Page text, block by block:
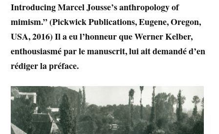
Introducing Marcel Jousse’s anthropology of
mimism.” (Pickwick Publications, Eugene, Oregon,
USA, 2016) Il a eu l’honneur que Werner Kelber,
enthousiasmé par le manuscrit, lui ait demandé d’en
rédiger la préface.